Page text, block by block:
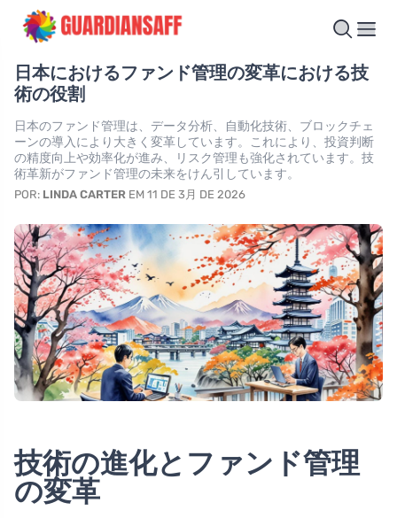
日本におけるファンド管理の変革における技
術の役割
日本のファンド管理は、データ分析、自動化技術、ブロックチェ
ーンの導入により大きく変革しています。これにより、投資判断
の精度向上や効率化が進み、リスク管理も強化されています。技
術革新がファンド管理の未来をけん引しています。
POR: LINDA CARTER EM 11 DE 3月 DE 2026
技術の進化とファンド管理
の変革